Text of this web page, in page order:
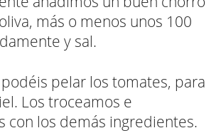
más o menos unos 100
y sal.
pelar los tomates, para
Los troceamos e
con los demás ingredientes.